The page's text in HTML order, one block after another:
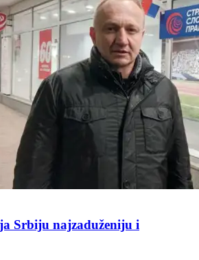
Srbiju najzaduženiju i